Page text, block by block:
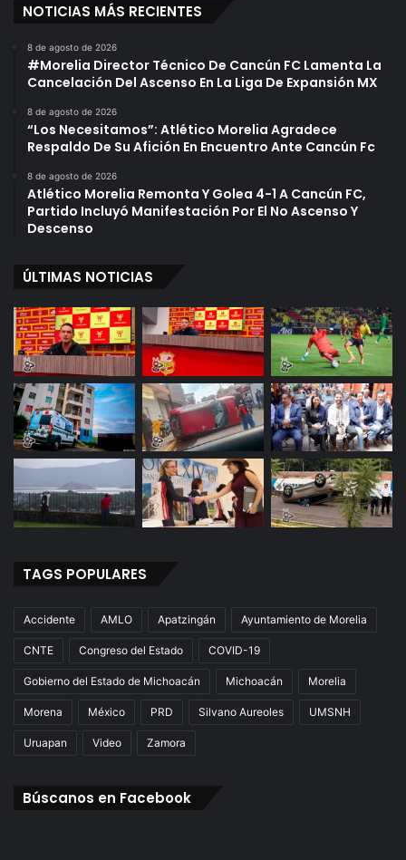
NOTICIAS MÁS RECIENTES
8 de agosto de 2026
#Morelia Director Técnico De Cancún FC Lamenta La
Cancelación Del Ascenso En La Liga De Expansión MX
8 de agosto de 2026
“Los Necesitamos”: Atlético Morelia Agradece
Respaldo De Su Afición En Encuentro Ante Cancún Fc
8 de agosto de 2026
Atlético Morelia Remonta Y Golea 4-1 A Cancún FC,
Partido Incluyó Manifestación Por El No Ascenso Y
Descenso
ÚLTIMAS NOTICIAS
TAGS POPULARES
Accidente AMLO Apatzingán Ayuntamiento de Morelia
CNTE Congreso del Estado COVID-19
Gobierno del Estado de Michoacán Michoacán Morelia
Morena México PRD Silvano Aureoles UMSNH
Uruapan Video Zamora
Búscanos en Facebook